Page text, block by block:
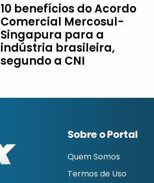
10 benefícios do Acordo
Comercial Mercosul-
Singapura para a
indústria brasileira,
segundo a CNI
Sobre o Portal
Quem Somos
Termos de Uso